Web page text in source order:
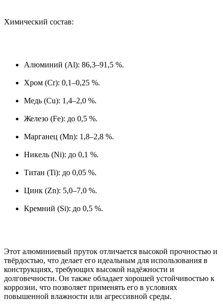
Химический состав:
Алюминий (Al): 86,3–91,5 %.
Хром (Cr): 0,1–0,25 %.
Медь (Cu): 1,4–2,0 %.
Железо (Fe): до 0,5 %.
Марганец (Mn): 1,8–2,8 %.
Никель (Ni): до 0,1 %.
Титан (Ti): до 0,05 %.
Цинк (Zn): 5,0–7,0 %.
Кремний (Si): до 0,5 %.
Этот алюминиевый пруток отличается высокой прочностью и
твёрдостью, что делает его идеальным для использования в
конструкциях, требующих высокой надёжности и
долговечности. Он также обладает хорошей устойчивостью к
коррозии, что позволяет применять его в условиях
повышенной влажности или агрессивной среды.